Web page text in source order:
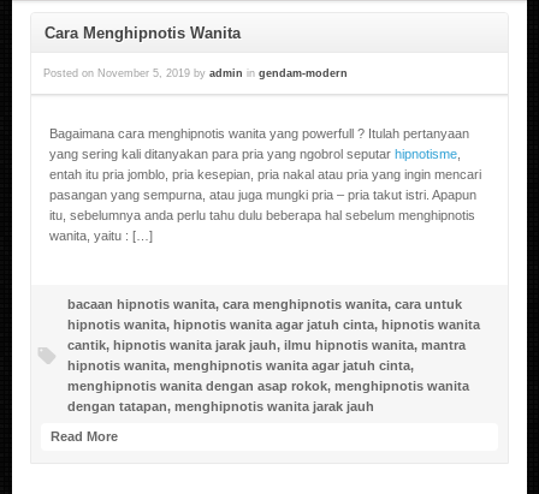
Cara Menghipnotis Wanita
Posted on November 5, 2019 by admin in gendam-modern
Bagaimana cara menghipnotis wanita yang powerfull ? Itulah pertanyaan
yang sering kali ditanyakan para pria yang ngobrol seputar hipnotisme
entah itu pria jomblo, pria kesepian, pria nakal atau pria yang ingin mencari
pasangan yang sempurna, atau juga mungki pria – pria takut istri. Apapun
itu, sebelumnya anda perlu tahu dulu beberapa hal sebelum menghipnotis
wanita, yaitu : […]
bacaan hipnotis wanita, cara menghipnotis wanita, cara untuk
hipnotis wanita, hipnotis wanita agar jatuh cinta, hipnotis wanita
cantik, hipnotis wanita jarak jauh, ilmu hipnotis wanita, mantra
hipnotis wanita, menghipnotis wanita agar jatuh cinta,
menghipnotis wanita dengan asap rokok, menghipnotis wanita
dengan tatapan, menghipnotis wanita jarak jauh
Read More